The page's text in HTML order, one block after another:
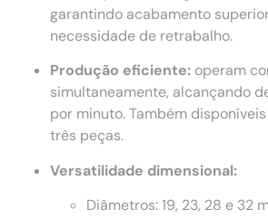
garantindo acabamento
necessidade de retrabalho.
Produção eficiente: operam
simultaneamente, alcançando
por minuto. Também
três peças.
Versatilidade dimensional:
Diâmetros: 19, 23, 28 e 32